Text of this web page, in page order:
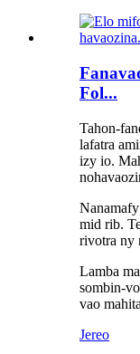
Fol...
Tahon-
lafatra
izy io.
mid rib.
rivotra ny
Lamba
sombin-
vao
Jereo